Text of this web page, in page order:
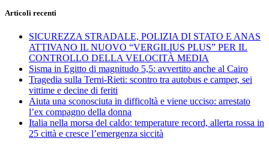
Articoli recenti
SICUREZZA STRADALE, POLIZIA DI STATO E ANAS
ATTIVANO IL NUOVO “VERGILIUS PLUS” PER IL
CONTROLLO DELLA VELOCITÀ MEDIA
Sisma in Egitto di magnitudo 5,5: avvertito anche al Cairo
Tragedia sulla Terni-Rieti: scontro tra autobus e camper, sei
vittime e decine di feriti
Aiuta una sconosciuta in difficoltà e viene ucciso: arrestato
l’ex compagno della donna
Italia nella morsa del caldo: temperature record, allerta rossa in
25 città e cresce l’emergenza siccità